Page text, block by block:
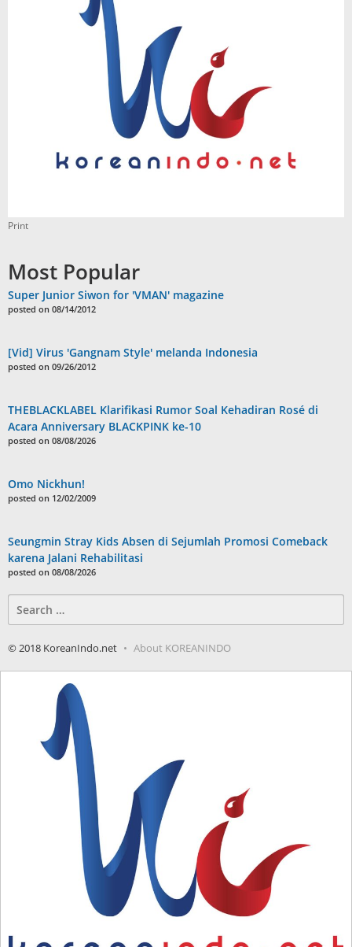
Print
Most Popular
Super Junior Siwon for 'VMAN' magazine
posted on 08/14/2012
[Vid] Virus 'Gangnam Style' melanda Indonesia
posted on 09/26/2012
THEBLACKLABEL Klarifikasi Rumor Soal Kehadiran Rosé di
Acara Anniversary BLACKPINK ke-10
posted on 08/08/2026
Omo Nickhun!
posted on 12/02/2009
Seungmin Stray Kids Absen di Sejumlah Promosi Comeback
karena Jalani Rehabilitasi
posted on 08/08/2026
for:
© 2018 KoreanIndo.net About KOREANINDO